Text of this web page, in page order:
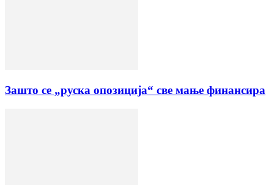
Зашто се „руска опозиција“ све мање финансира